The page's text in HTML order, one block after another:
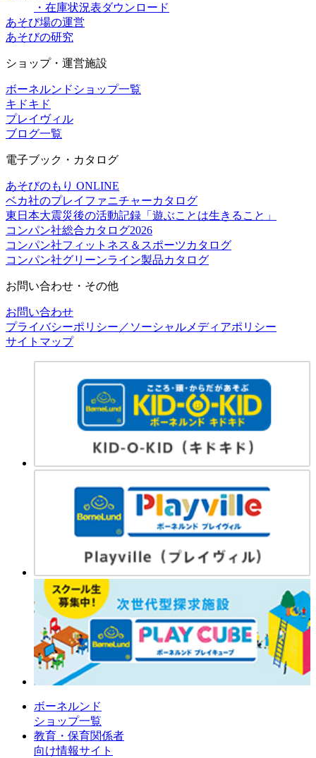
・在庫状況表ダウンロード
あそび場の運営
あそびの研究
ショップ・運営施設
ボーネルンドショップ一覧
キドキド
プレイヴィル
ブログ一覧
電子ブック・カタログ
あそびのもり ONLINE
ベカ社のプレイファニチャーカタログ
東日本大震災後の活動記録「遊ぶことは生きること」
コンパン社総合カタログ2026
コンパン社フィットネス＆スポーツカタログ
コンパン社グリーンライン製品カタログ
お問い合わせ・その他
お問い合わせ
プライバシーポリシー／ソーシャルメディアポリシー
サイトマップ
ボーネルンド
ショップ一覧
教育・保育関係者
向け情報サイト